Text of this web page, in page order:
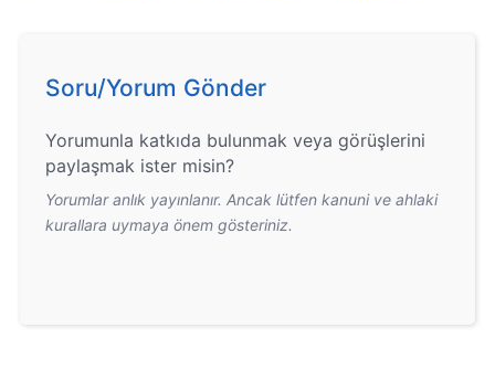
Soru/Yorum Gönder
Yorumunla katkıda bulunmak veya görüşlerini
paylaşmak ister misin?
Yorumlar anlık yayınlanır. Ancak lütfen kanuni ve ahlaki
kurallara uymaya önem gösteriniz.